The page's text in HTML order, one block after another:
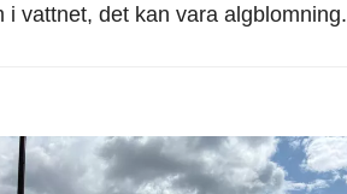
i vattnet, det kan vara algblomning.